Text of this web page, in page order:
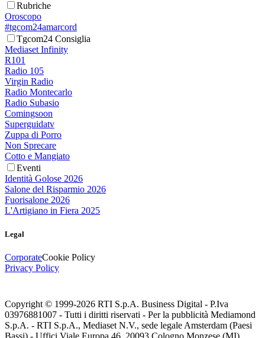
Rubriche
Oroscopo
#tgcom24amarcord
Tgcom24 Consiglia
Mediaset Infinity
R101
Radio 105
Virgin Radio
Radio Montecarlo
Radio Subasio
Comingsoon
Superguidatv
Zuppa di Porro
Non Sprecare
Cotto e Mangiato
Eventi
Identità Golose 2026
Salone del Risparmio 2026
Fuorisalone 2026
L'Artigiano in Fiera 2025
Legal
CorporateCookie Policy
Privacy Policy
Copyright © 1999-2026 RTI S.p.A. Business Digital - P.Iva
03976881007 - Tutti i diritti riservati - Per la pubblicità Mediamond
S.p.A. - RTI S.p.A., Mediaset N.V., sede legale Amsterdam (Paesi
Bassi) - Uffici Viale Europa 46, 20093 Cologno Monzese (MI)